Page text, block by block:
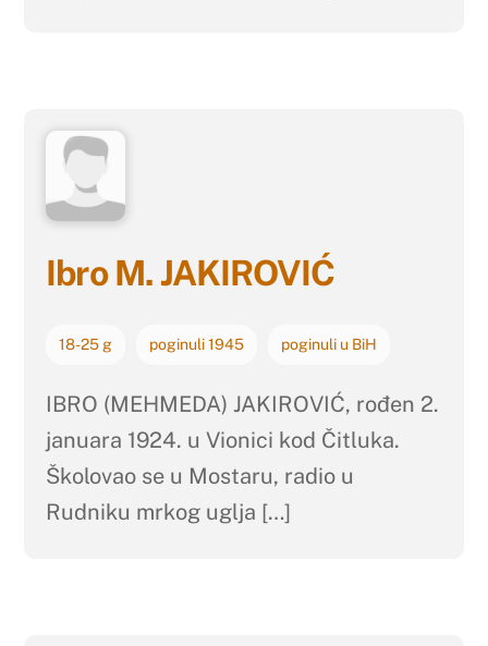
Ibro M. JAKIROVIĆ
18-25 g poginuli 1945 poginuli u BiH
IBRO (MEHMEDA) JAKIROVIĆ, rođen 2.
januara 1924. u Vionici kod Čitluka.
Školovao se u Mostaru, radio u
Rudniku mrkog uglja […]